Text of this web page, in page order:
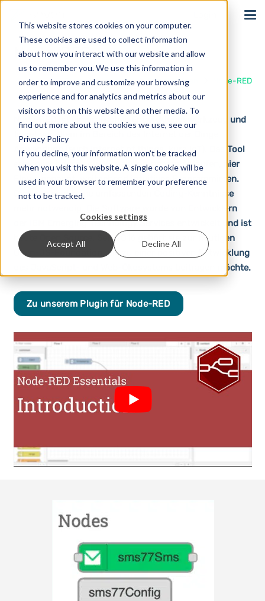
This website stores cookies on your computer.
These cookies are used to collect information
about how you interact with our website and allow
us to remember you. We use this information in
order to improve and customize your browsing
experience and for analytics and metrics about our
visitors both on this website and other media. To
find out more about the cookies we use, see our
Privacy Policy
If you decline, your information won’t be tracked
when you visit this website. A single cookie will be
used in your browser to remember your preference
not to be tracked.
Cookies settings
Accept All Decline All
Node-RED
Start Lösungen Integrationen Node-RED
Node-RED ist ein grafisches Entwicklungswerkzeug und
findet vor allem im Bereich des Internet der Dinge
Anwendung (auch Internet of things, kurz IoT). Das Tool
ermöglicht durch die Visualisierung von Abläufen, hier
Flows genannt, weitgehend intuitives Programmieren.
Dadurch sind keine umfassenden Coding-Kenntnisse
mehr notwendig. Die Software wurde von Entwicklern
der IBM Emerging Technology Services entwickelt und ist
heute Open Source. Seit 2016 gehört sie zur heutigen
Open-JS-Foundation, die zu einer positiven Entwicklung
des JavaScript- und Web-Ökosystems beitragen möchte.
Zu unserem Plugin für Node-RED